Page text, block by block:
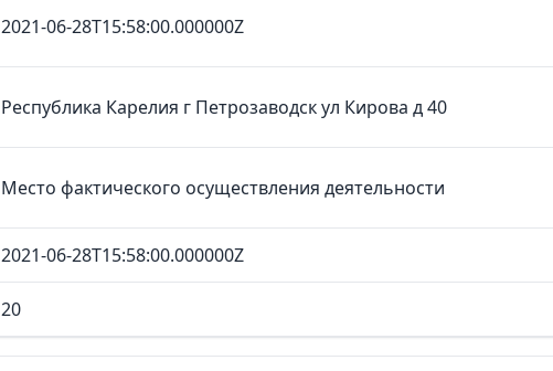
2021-06-28T15:58:00.000000Z
Республика Карелия г Петрозаводск ул Кирова д 40
Место фактического осуществления деятельности
2021-06-28T15:58:00.000000Z
20